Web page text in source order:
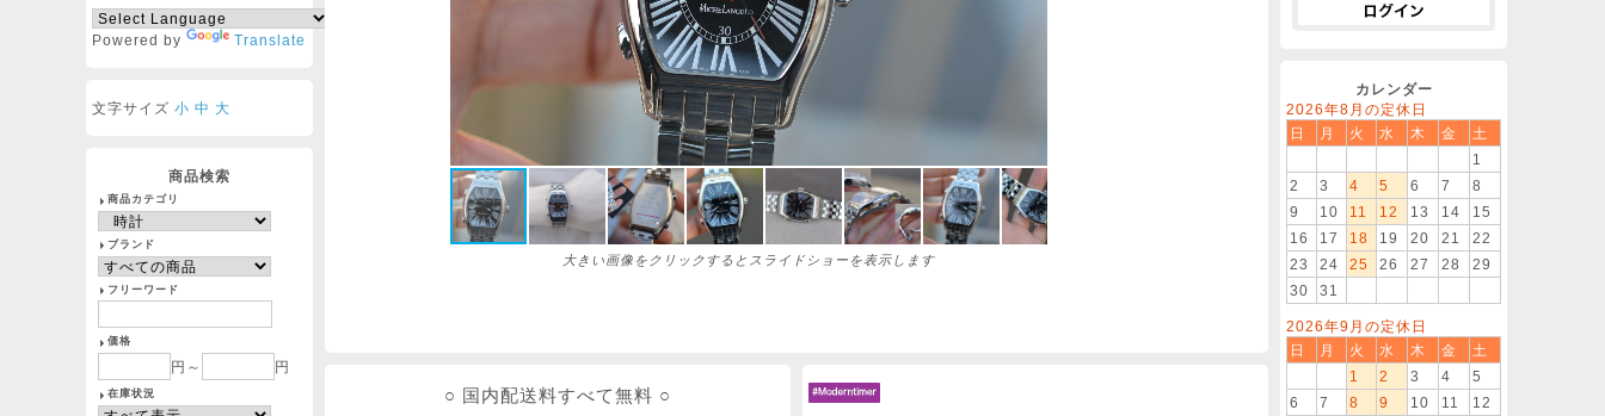
Powered by Translate
文字サイズ 小 中 大
商品検索
商品カテゴリ
ブランド
フリーワード
価格
円～ 円
在庫状況
大きい画像をクリックするとスライドショーを表示します
○ 国内配送料すべて無料 ○
カレンダー
2026年8月の定休日
日
月 火 水 木 金
土
1
2
3 4 5 6 7
8
9
10 11 12 13 14
15
16
17 18 19 20 21
22
23
24 25 26 27 28
29
30
31
2026年9月の定休日
日
月 火 水 木 金
土
1
2 3 4
5
6
7 8 9 10 11
12